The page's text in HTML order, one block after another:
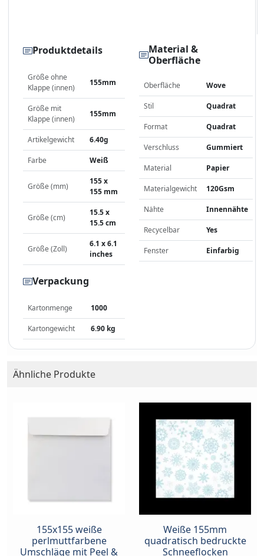
Produktdetails
Größe ohne
Klappe (innen)
155mm
Größe mit
Klappe (innen)
155mm
Artikelgewicht 6.40g
Farbe Weiß
Größe (mm)
155 x
155 mm
Größe (cm)
15.5 x
15.5 cm
Größe (Zoll)
6.1 x 6.1
inches
Material &
Oberfläche
Oberfläche Wove
Stil Quadrat
Format Quadrat
Verschluss Gummiert
Material Papier
Materialgewicht 120Gsm
Nähte Innennähte
Recycelbar Yes
Fenster Einfarbig
Verpackung
Kartonmenge 1000
Kartongewicht 6.90 kg
Ähnliche Produkte
155x155 weiße
perlmuttfarbene
Umschläge mit Peel &
Weiße 155mm
quadratisch bedruckte
Schneeflocken